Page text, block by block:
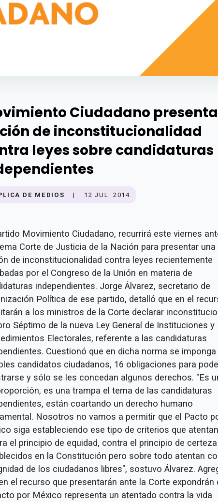
Ciudadano
de inconstitucionalidad
leyes sobre candidaturas
DE MEDIOS | 12 JUL. 2014
Movimiento Ciudadano, recurrirá este viernes
Corte de Justicia de la Nación para presentar una
de inconstitucionalidad contra leyes recientemente
por el Congreso de la Unión en materia de
independientes. Jorge Álvarez, secretario de
Política de ese partido, detalló que en el
a los ministros de la Corte declarar
Séptimo de la nueva Ley General de Instituciones y
Electorales, referente a las candidaturas
Cuestionó que en dicha norma se
candidatos ciudadanos, 16 obligaciones para
y sólo se les concedan algunos derechos. "Es
es una trampa el tema de las candidaturas
están coartando un derecho humano
Nosotros no vamos a permitir que el Pacto
siga estableciendo ese tipo de criterios que atentan
el principio de equidad, contra el principio de certeza
en la Constitución pero sobre todo atentan
de los ciudadanos libres", sostuvo Álvarez.
el recurso que presentarán ante la Corte expondrán
por México representa un atentado contra la vida